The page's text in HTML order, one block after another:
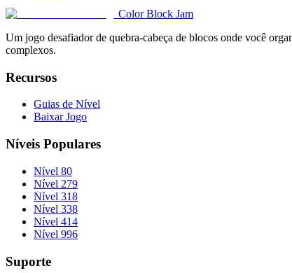
Color Block Jam
Um jogo desafiador de quebra-cabeça de blocos onde você
complexos.
Recursos
Guias de Nível
Baixar Jogo
Níveis Populares
Nível 80
Nível 279
Nível 318
Nível 338
Nível 414
Nível 996
Suporte